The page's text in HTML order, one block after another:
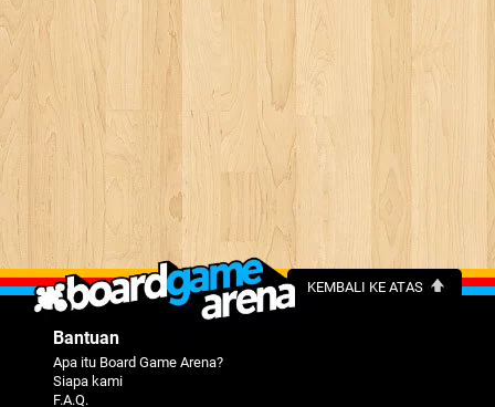
KEMBALI KE ATAS
Bantuan
Apa itu Board Game Arena?
Siapa kami
F.A.Q.